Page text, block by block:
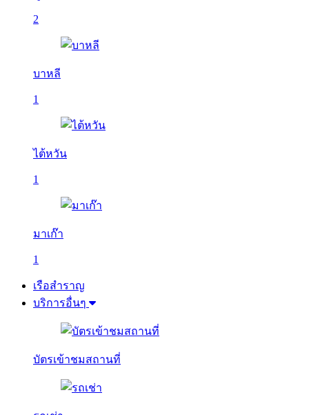
2
บาหลี
1
ไต้หวัน
1
มาเก๊า
1
เรือสำราญ
บริการอื่นๆ
บัตรเข้าชมสถานที่